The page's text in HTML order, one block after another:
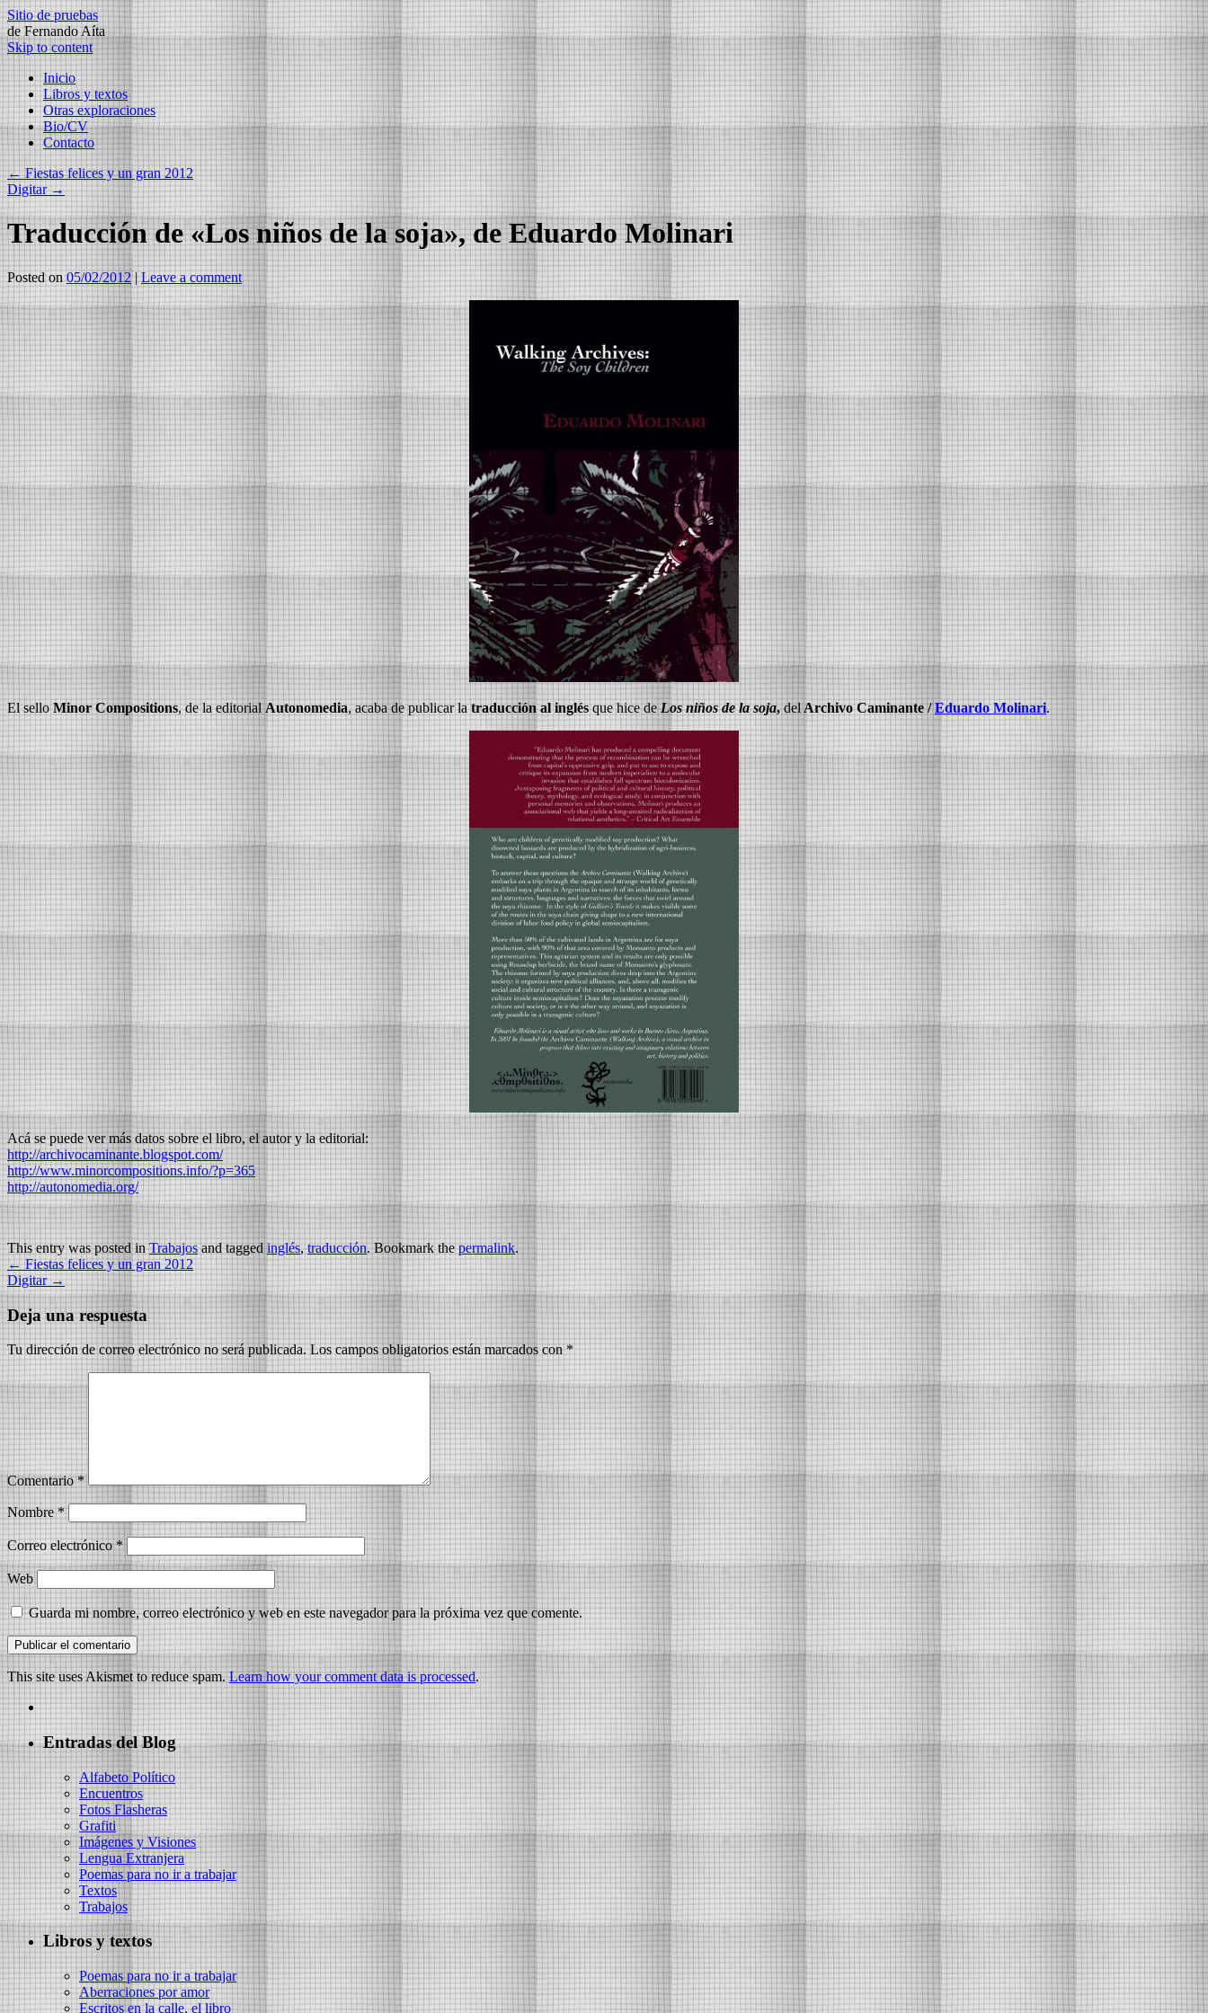
Sitio de pruebas
de Fernando Aíta
Skip to content
Inicio
Libros y textos
Otras exploraciones
Bio/CV
Contacto
←Fiestas felices y un gran 2012
Digitar→
Traducción de «Los niños de la soja», de Eduardo Molinari
Posted on 05/02/2012 | Leave a comment
El sello Minor Compositions, de la editorial Autonomedia, acaba de publicar latraducción al inglés que hice de Los niños de la soja,del Archivo Caminante /Eduardo Molinari.
Acá se puede ver más datos sobre el libro, el autor y la editorial:
http://archivocaminante.blogspot.com/
http://www.minorcompositions.info/?p=365
http://autonomedia.org/
This entry was posted inTrabajosand tagged inglés,traducción. Bookmark thepermalink.
←Fiestas felices y un gran 2012
Digitar→
Deja una respuesta
Tu dirección de correo electrónico no será publicada. Los campos obligatorios están marcados con*
Comentario*
Nombre*
Correo electrónico*
Web
Guarda mi nombre, correo electrónico y web en este navegador para la próxima vez que comente.
This site uses Akismet to reduce spam.Learn how your comment data is processed.
Entradas del Blog
Alfabeto Político
Encuentros
Fotos Flasheras
Grafiti
Imágenes y Visiones
Lengua Extranjera
Poemas para no ir a trabajar
Textos
Trabajos
Libros y textos
Poemas para no ir a trabajar
Aberraciones por amor
Escritos en la calle, el libro